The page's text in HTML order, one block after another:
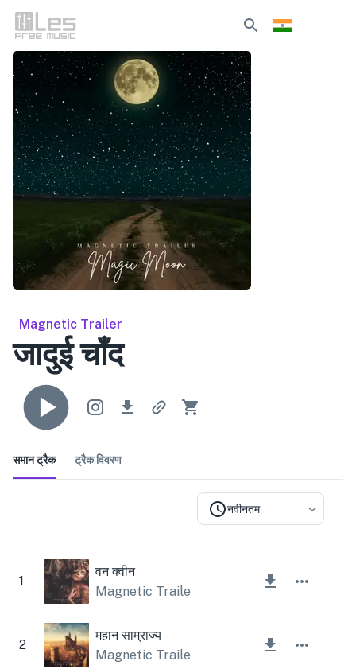
Magnetic Trailer
जादुई चाँद
समान ट्रैक ट्रैक विवरण
नवीनतम
1
वन क्वीन
Magnetic Trailer
2
महान साम्राज्य
Magnetic Trailer